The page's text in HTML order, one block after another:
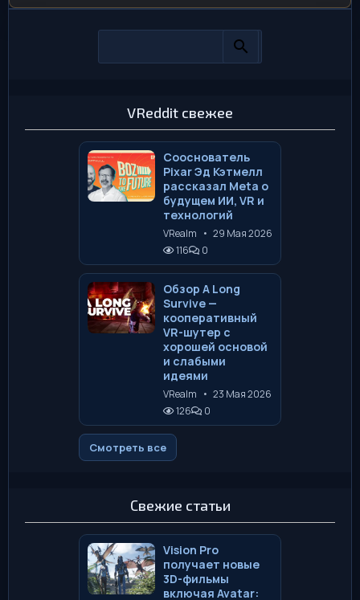
VReddit свежее
Сооснователь
Pixar Эд Кэтмелл
рассказал Meta о
будущем ИИ, VR и
технологий
VRealm • 29 Мая 2026
116
0
Обзор A Long
Survive —
кооперативный
VR-шутер с
хорошей основой
и слабыми
идеями
VRealm • 23 Мая 2026
126
0
Смотреть все
Свежие статьи
Vision Pro
получает новые
3D-фильмы
включая Avatar: